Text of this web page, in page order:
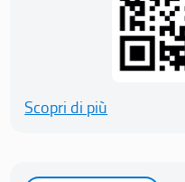
Scopri di più